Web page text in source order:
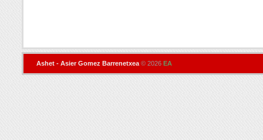
Ashet - Asier Gomez Barrenetxea © 2026 EA